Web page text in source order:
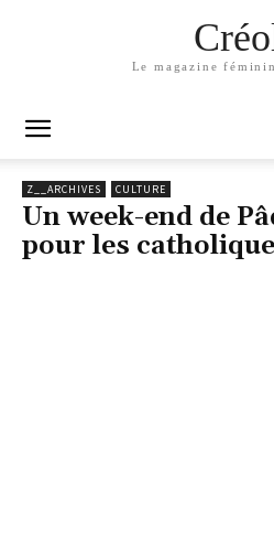
Le magazine
Z__ARCHIVES CULTURE
Un week-end de
pour les